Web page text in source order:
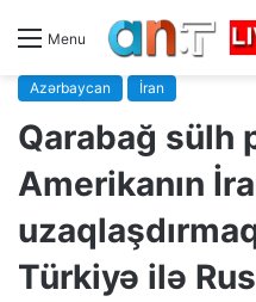
Menu
Azərbaycan İran
Qarabağ sülh
Amerikanın
Türkiyə ilə